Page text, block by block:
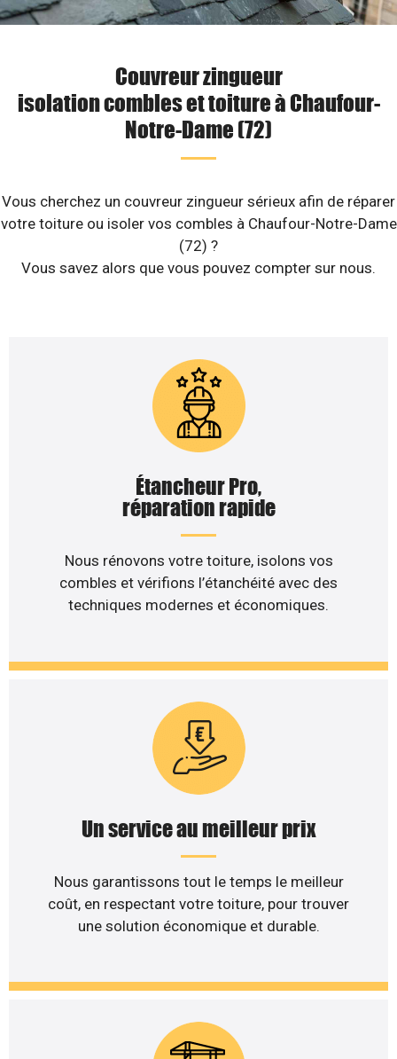
Couvreur zingueur
isolation combles et toiture à Chaufour-
Notre-Dame (72)
Vous cherchez un couvreur zingueur sérieux afin de réparer
votre toiture ou isoler vos combles à Chaufour-Notre-Dame
(72) ?
Vous savez alors que vous pouvez compter sur nous.
Étancheur Pro,
réparation rapide
Nous rénovons votre toiture, isolons vos
combles et vérifions l’étanchéité avec des
techniques modernes et économiques.
Un service au meilleur prix
Nous garantissons tout le temps le meilleur
coût, en respectant votre toiture, pour trouver
une solution économique et durable.